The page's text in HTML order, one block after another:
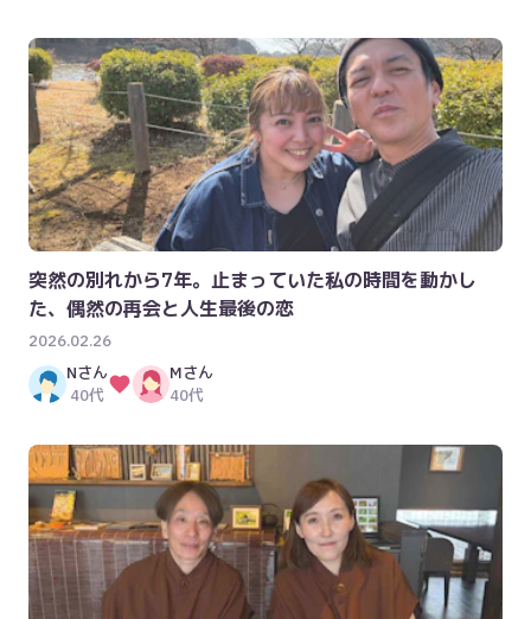
突然の別れから7年。止まっていた私の時間を動かし
た、偶然の再会と人生最後の恋
2026.02.26
Nさん
40代
Mさん
40代